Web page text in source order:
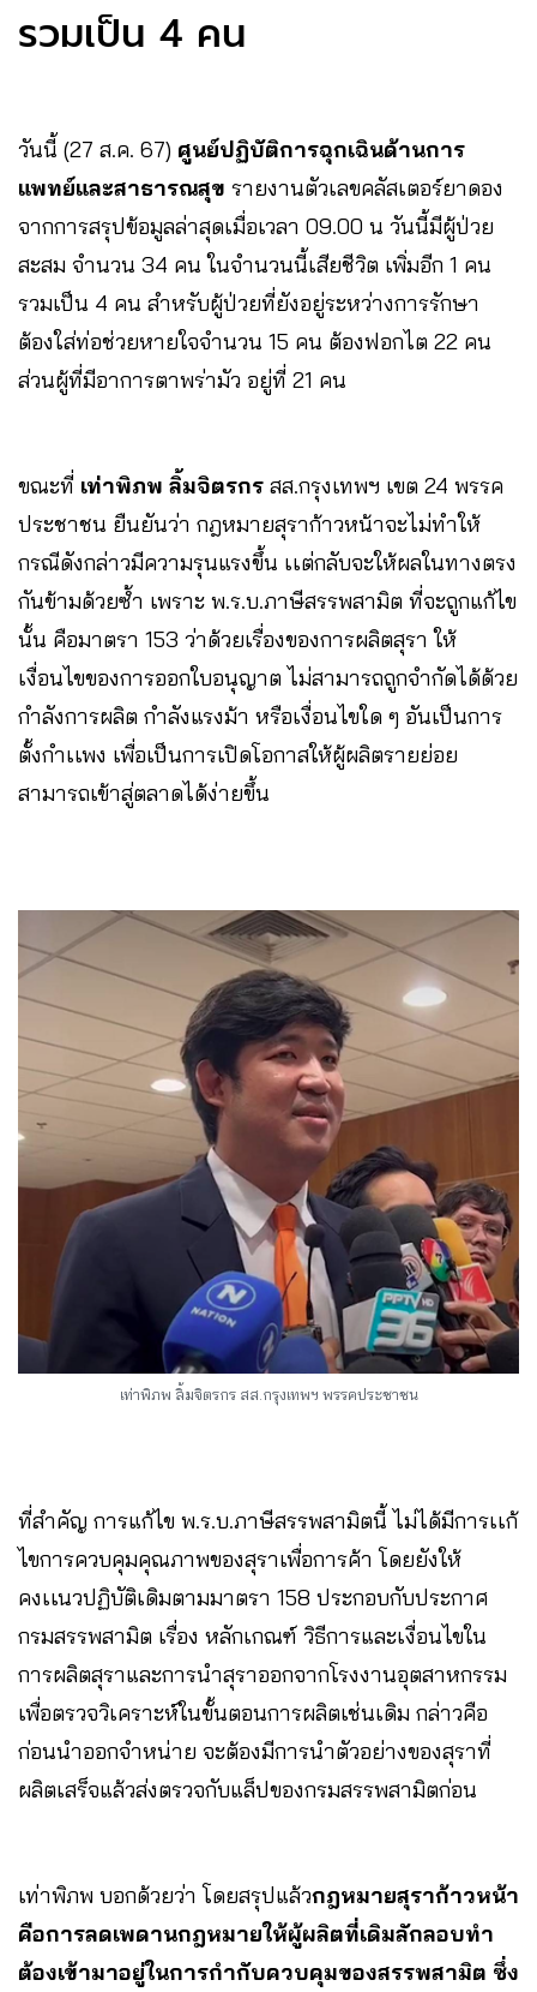
รวมเป็น 4 คน
วันนี้ (27 ส.ค. 67) ศูนย์ปฏิบัติการฉุกเฉินด้านการ
แพทย์และสาธารณสุข รายงานตัวเลขคลัสเตอร์ยาดอง
จากการสรุปข้อมูลล่าสุดเมื่อเวลา 09.00 น วันนี้มีผู้ป่วย
สะสม จำนวน 34 คน ในจำนวนนี้เสียชีวิต เพิ่มอีก 1 คน
รวมเป็น 4 คน สำหรับผู้ป่วยที่ยังอยู่ระหว่างการรักษา
ต้องใส่ท่อช่วยหายใจจำนวน 15 คน ต้องฟอกไต 22 คน
ส่วนผู้ที่มีอาการตาพร่ามัว อยู่ที่ 21 คน
ขณะที่ เท่าพิภพ ลิ้มจิตรกร สส.กรุงเทพฯ เขต 24 พรรค
ประชาชน ยืนยันว่า กฎหมายสุราก้าวหน้าจะไม่ทำให้
กรณีดังกล่าวมีความรุนแรงขึ้น เเต่กลับจะให้ผลในทางตรง
กันข้ามด้วยซ้ำ เพราะ พ.ร.บ.ภาษีสรรพสามิต ที่จะถูกแก้ไข
นั้น คือมาตรา 153 ว่าด้วยเรื่องของการผลิตสุรา ให้
เงื่อนไขของการออกใบอนุญาต ไม่สามารถถูกจำกัดได้ด้วย
กำลังการผลิต กำลังแรงม้า หรือเงื่อนไขใด ๆ อันเป็นการ
ตั้งกำเเพง เพื่อเป็นการเปิดโอกาสให้ผู้ผลิตรายย่อย
สามารถเข้าสู่ตลาดได้ง่ายขึ้น
เท่าพิภพ ลิ้มจิตรกร สส.กรุงเทพฯ พรรคประชาชน
ที่สำคัญ การแก้ไข พ.ร.บ.ภาษีสรรพสามิตนี้ ไม่ได้มีการเเก้
ไขการควบคุมคุณภาพของสุราเพื่อการค้า โดยยังให้
คงเเนวปฏิบัติเดิมตามมาตรา 158 ประกอบกับประกาศ
กรมสรรพสามิต เรื่อง หลักเกณฑ์ วิธีการและเงื่อนไขใน
การผลิตสุราและการนำสุราออกจากโรงงานอุตสาหกรรม
เพื่อตรวจวิเคราะห์ในขั้นตอนการผลิตเช่นเดิม กล่าวคือ
ก่อนนำออกจำหน่าย จะต้องมีการนำตัวอย่างของสุราที่
ผลิตเสร็จแล้วส่งตรวจกับแล็ปของกรมสรรพสามิตก่อน
เท่าพิภพ บอกด้วยว่า โดยสรุปแล้วกฎหมายสุราก้าวหน้า
คือการลดเพดานกฎหมายให้ผู้ผลิตที่เดิมลักลอบทำ
ต้องเข้ามาอยู่ในการกำกับควบคุมของสรรพสามิต ซึ่ง